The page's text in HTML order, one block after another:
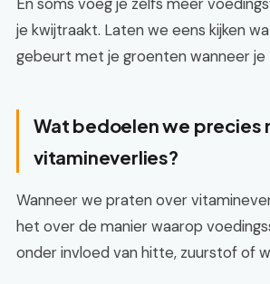
je kwijtraakt. Laten we eens kijken
gebeurt met je groenten wanneer je
Wat bedoelen we precies
vitamineverlies?
Wanneer we praten over
het over de manier waarop
onder invloed van hitte, zuurstof of